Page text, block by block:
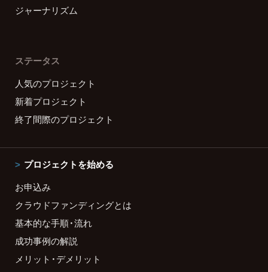
ジャーナリズム
ステータス
人気のプロジェクト
新着プロジェクト
終了間際のプロジェクト
プロジェクトを始める
お申込み
クラウドファンディングとは
基本的な手順・流れ
成功事例の解説
メリット・デメリット